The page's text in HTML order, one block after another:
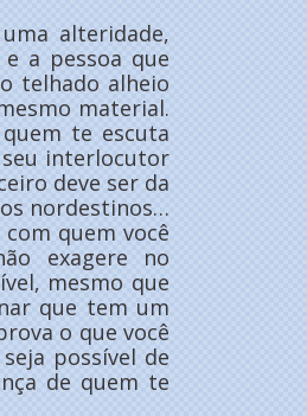
alteridade,
a pessoa que
telhado alheio
material.
te escuta
interlocutor
deve ser da
nordestinos…
quem você
exagere no
mesmo que
que tem um
o que você
possível de
de quem te